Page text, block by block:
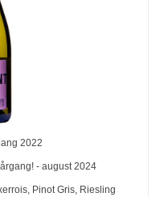
2022
- august 2024
Pinot Gris Riesling